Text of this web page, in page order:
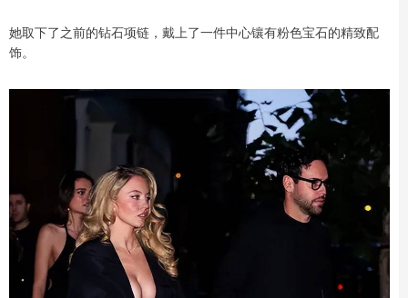
她取下了之前的钻石项链，戴上了一件中心镶有粉色宝石的精致配
饰。